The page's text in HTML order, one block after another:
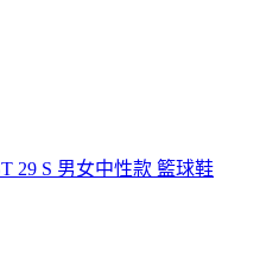
29 S 男女中性款 籃球鞋